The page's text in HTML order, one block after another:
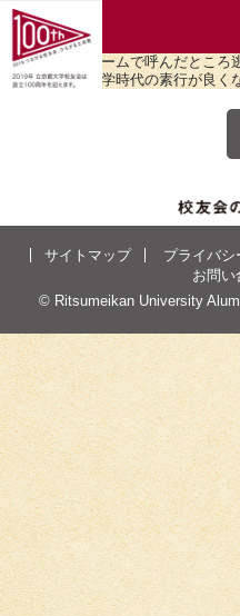
先輩にニックネームで呼んだところ
何故だろう。中学時代の素行が良く
サイトマップ プライバシ
お問い
© Ritsumeikan University
ニ
100周年
つ
ひ